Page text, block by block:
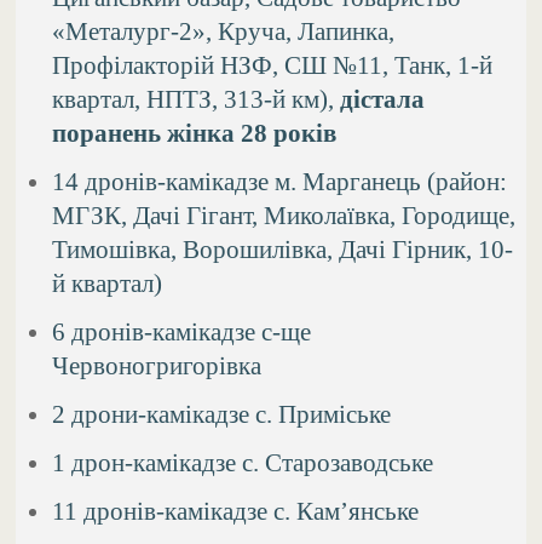
«Металург-2», Круча, Лапинка,
Профілакторій НЗФ, СШ №11, Танк, 1-й
квартал, НПТЗ, 313-й км), дістала
поранень жінка 28 років
14 дронів-камікадзе м. Марганець (район:
МГЗК, Дачі Гігант, Миколаївка, Городище,
Тимошівка, Ворошилівка, Дачі Гірник, 10-
й квартал)
6 дронів-камікадзе с-ще
Червоногригорівка
2 дрони-камікадзе с. Приміське
1 дрон-камікадзе с. Старозаводське
11 дронів-камікадзе с. Кам’янське